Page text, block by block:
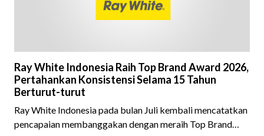
Ray White Indonesia Raih Top Brand Award 2026,
Pertahankan Konsistensi Selama 15 Tahun
Berturut-turut
Ray White Indonesia pada bulan Juli kembali mencatatkan
pencapaian membanggakan dengan meraih Top Brand